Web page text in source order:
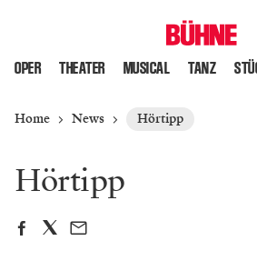
OPER THEATER MUSICAL TANZ
Home News Hörtipp
Hörtipp